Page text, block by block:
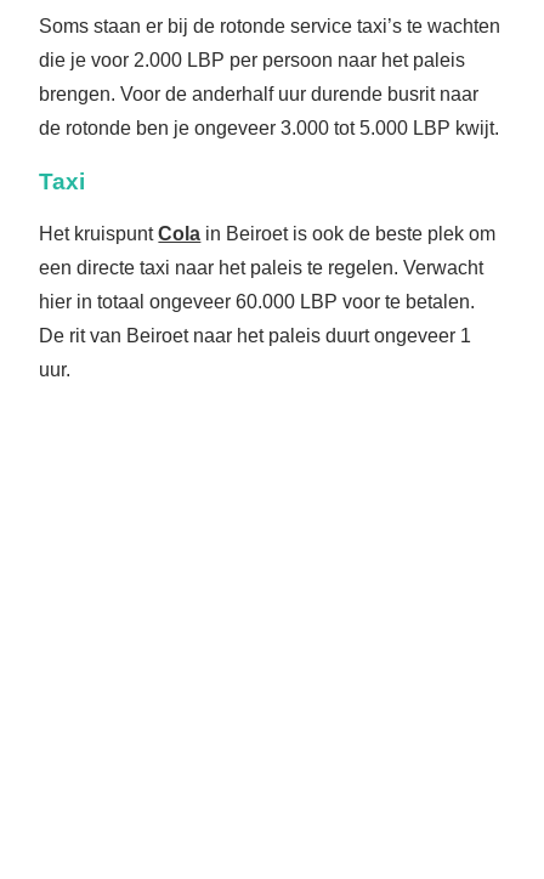
Soms staan er bij de rotonde service taxi’s te wachten
die je voor 2.000 LBP per persoon naar het paleis
brengen. Voor de anderhalf uur durende busrit naar
de rotonde ben je ongeveer 3.000 tot 5.000 LBP kwijt.
Taxi
Het kruispuntCola in Beiroet is ook de beste plek om
een directe taxi naar het paleis te regelen. Verwacht
hier in totaal ongeveer 60.000 LBP voor te betalen.
De rit van Beiroet naar het paleis duurt ongeveer 1
uur.